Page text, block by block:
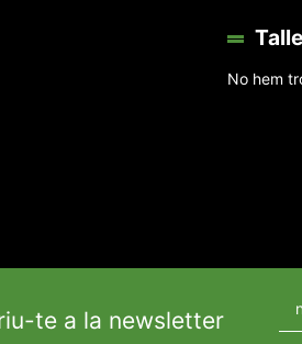
No hem
te a la newsletter